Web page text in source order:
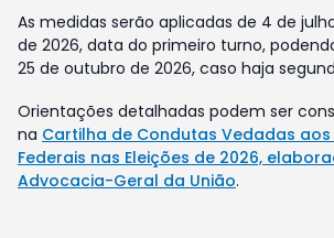
As medidas serão aplicadas de 4 de
de 2026, data do primeiro turno,
25 de outubro de 2026, caso haja
Orientações detalhadas podem ser
na Cartilha de Condutas Vedadas aos
Federais nas Eleições de 2026,
Advocacia-Geral da União.